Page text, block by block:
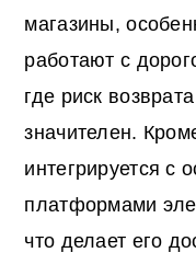
магазины,
работают с
где риск
значителен.
интегрируется с
платформами
что делает его